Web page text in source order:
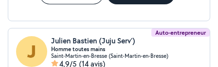
Auto-entrepreneur
Julien Bastien (Juju Serv’)
Homme toutes mains
Saint-Martin-en-Bresse (Saint-Martin-en-Bresse)
4,9/5 (14 avis)